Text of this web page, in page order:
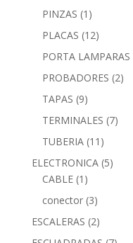
PINZAS (1)
PLACAS (12)
PORTA LAMPARAS
PROBADORES (2)
TAPAS (9)
TERMINALES (7)
TUBERIA (11)
ELECTRONICA (5)
CABLE (1)
conector (3)
ESCALERAS (2)